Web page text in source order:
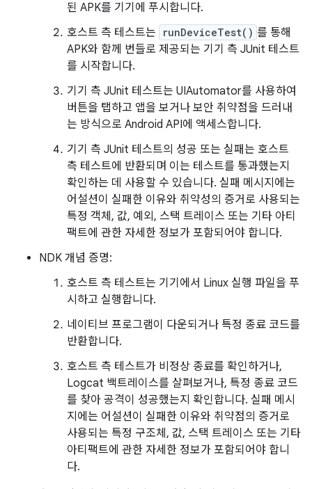
된 APK를 기기에 푸시합니다.
호스트 측 테스트는
runDeviceTest() 를 통해
APK와 함께 번들로 제공되는 기기 측 JUnit 테스트
를 시작합니다.
기기 측 JUnit 테스트는 UIAutomator를 사용하여
버튼을 탭하고 앱을 보거나 보안 취약점을 드러내
는 방식으로 Android API에 액세스합니다.
기기 측 JUnit 테스트의 성공 또는 실패는 호스트
측 테스트에 반환되며 이는 테스트를 통과했는지
확인하는 데 사용할 수 있습니다. 실패 메시지에는
어설션이 실패한 이유와 취약성의 증거로 사용되는
특정 객체, 값, 예외, 스택 트레이스 또는 기타 아티
팩트에 관한 자세한 정보가 포함되어야 합니다.
NDK 개념 증명:
호스트 측 테스트는 기기에서 Linux 실행 파일을 푸
시하고 실행합니다.
네이티브 프로그램이 다운되거나 특정 종료 코드를
반환합니다.
호스트 측 테스트가 비정상 종료를 확인하거나,
Logcat 백트레이스를 살펴보거나, 특정 종료 코드
를 찾아 공격이 성공했는지 확인합니다. 실패 메시
지에는 어설션이 실패한 이유와 취약점의 증거로
사용되는 특정 구조체, 값, 스택 트레이스 또는 기타
아티팩트에 관한 자세한 정보가 포함되어야 합니
다.